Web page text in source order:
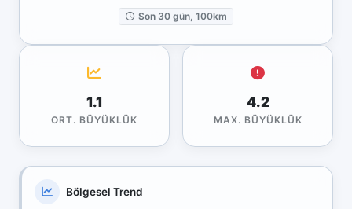
Son 30 gün, 100km
1.1
ORT. BÜYÜKLÜK
4.2
MAX. BÜYÜKLÜK
Bölgesel Trend